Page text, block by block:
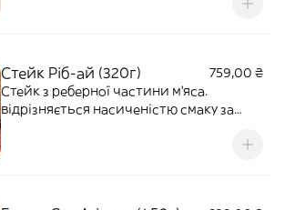
Стейк Ріб-ай (320г)
759,00 ₴
Стейк з реберної частини м'яса.
відрізняється насиченістю смаку за